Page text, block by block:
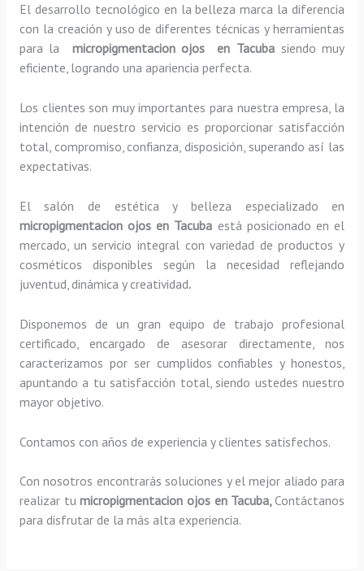
El desarrollo tecnológico en la belleza marca la diferencia
con la creación y uso de diferentes técnicas y herramientas
para la micropigmentacion ojos en Tacubasiendo muy
eficiente, logrando una apariencia perfecta.
Los clientes son muy importantes para nuestra empresa, la
intención de nuestro servicio es proporcionar satisfacción
total, compromiso, confianza, disposición, superando así las
expectativas.
El salón de estética y belleza especializado en
micropigmentacion ojos en Tacuba está posicionado en el
mercado, un servicio integral con variedad de productos y
cosméticos disponibles según la necesidad reflejando
juventud, dinámica y creatividad.
Disponemos de un gran equipo de trabajo profesional
certificado, encargado de asesorar directamente, nos
caracterizamos por ser cumplidos confiables y honestos,
apuntando a tu satisfacción total, siendo ustedes nuestro
mayor objetivo.
Contamos con años de experiencia y clientes satisfechos.
Con nosotros encontrarás soluciones y el mejor aliado para
realizar tumicropigmentacion ojos en Tacuba,Contáctanos
para disfrutar de la más alta experiencia.